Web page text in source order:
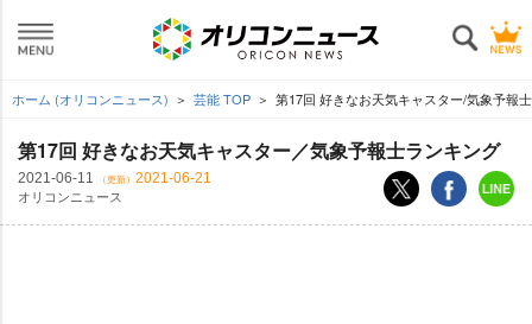
ホーム (オリコンニュース) 芸能 TOP 第17回 好きなお天気キャスター/気象予報
第17回 好きなお天気キャスター／気象予報士ランキング
2021-06-11 （更新） 2021-06-21
オリコンニュース